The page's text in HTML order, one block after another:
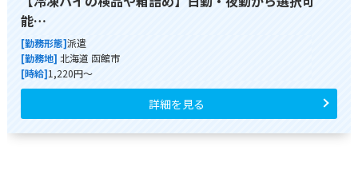
能…
[勤務形態]派遣
[勤務地] 北海道 函館市
[時給]1,220円～
詳細を見る